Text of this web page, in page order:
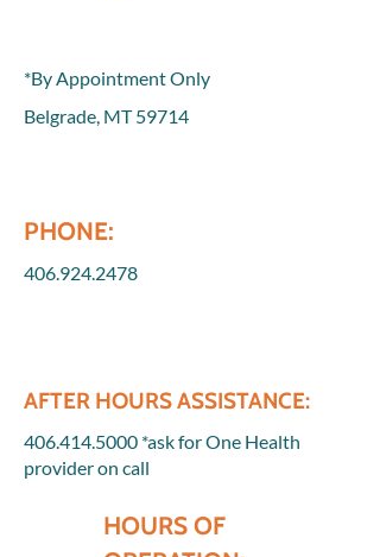
*By Appointment Only
Belgrade, MT 59714
PHONE:
406.924.2478
AFTER HOURS ASSISTANCE:
406.414.5000 *ask for One Health
provider on call
HOURS OF